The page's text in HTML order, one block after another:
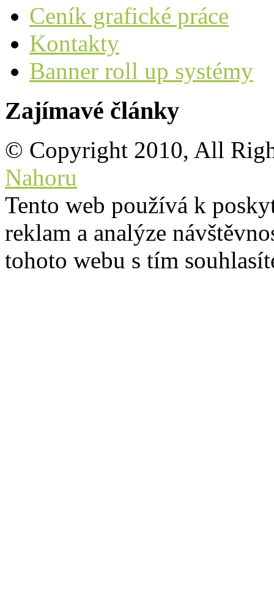
Ceník grafické práce
Kontakty
Banner roll up systémy
Zajímavé články
© Copyright 2010, All
Nahoru
Tento web používá k
reklam a analýze
tohoto webu s tím